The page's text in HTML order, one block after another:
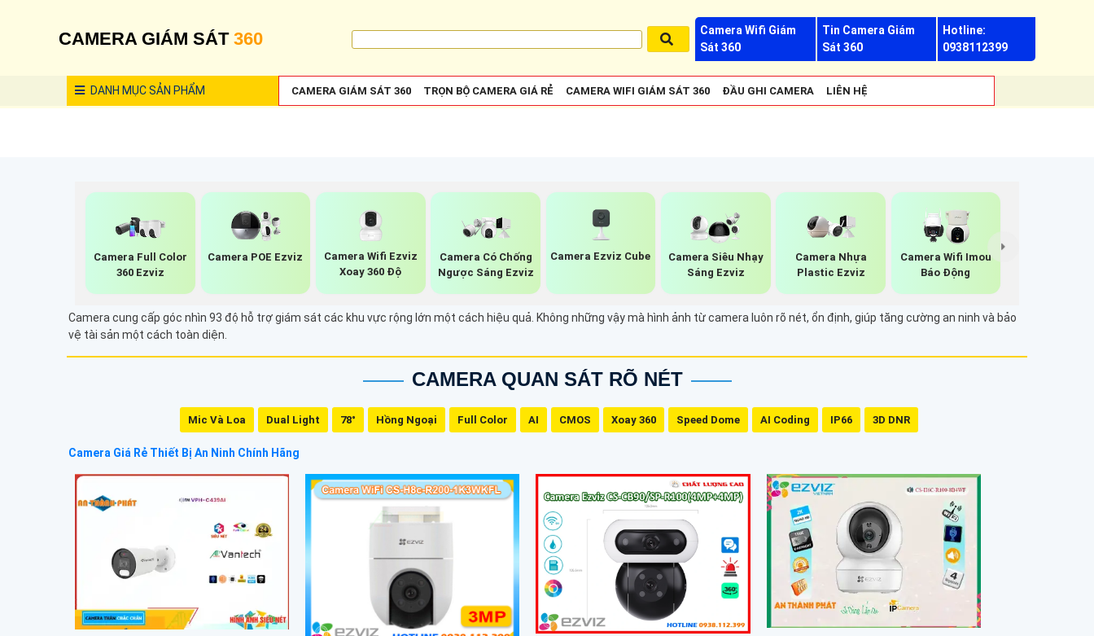
CAMERA GIÁM SÁT 360
Camera Wifi Giám
Sát 360
Tin Camera Giám
Sát 360
Hotline:
0938112399
DANH MỤCSẢN PHẨM CAMERA GIÁM SÁT 360 TRỌN BỘ CAMERA GIÁ RẺ CAMERA WIFI GIÁM SÁT 360 ĐẦU GHI CAMERA LIÊN HỆ
Camera Full Color
360 Ezviz
Camera POE Ezviz
Camera Wifi Ezviz
Xoay 360 Độ
Camera Có Chống
Ngược Sáng Ezviz
Camera Ezviz Cube
Camera Siêu Nhạy
Sáng Ezviz
Camera Nhựa
Plastic Ezviz
Camera Wifi Imou
Báo Động
Camera cung cấp góc nhìn 93 độ hỗ trợ giám sát các khu vực rộng lớn một cách hiệu quả. Không những vậy mà hình ảnh từ camera luôn rõ nét, ổn định, giúp tăng cường an ninh và bảo
vệ tài sản một cách toàn diện.
CAMERA QUAN SÁT RÕ NÉT
Mic Và Loa Dual Light 78° Hồng Ngoại Full Color AI CMOS Xoay 360 Speed Dome AI Coding IP66 3D DNR
Camera Giá Rẻ Thiết Bị An Ninh Chính Hãng